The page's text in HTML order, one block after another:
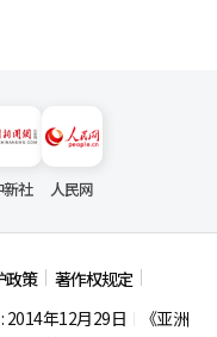
新社 人民网
政策 著作权规定
2014年12月29日
《亚洲